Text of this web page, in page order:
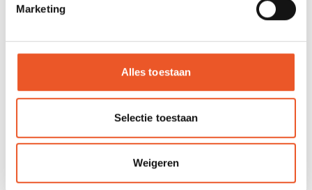
Marketing
Alles toestaan
Selectie toestaan
Weigeren
in lagelonenlanden moeten garanderen.
Ook ontwikkelingen binnen je eigen organisatie kunnen
geen financiële middelen meer, er is niet meer genoeg
werk of de klanten zijn zeer ontevreden. In urgente gevallen
Veranderprocessen die ontstaan onder druk van een
urgente situatie, zijn reactief van karakter en gericht op het
oplossen van problemen. Deze benadering geeft vaak